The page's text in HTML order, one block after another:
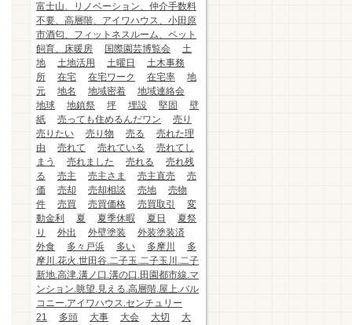
富士山、リノベーション、仲介手数料
不要、高層階、アイワハウス、小田原
市酒匂、フィットネスルーム、ペット
飼育、床暖房
国際園芸博覧会
土
地
土地活用 土曜日
土木事務
所
在宅 在宅ワーク 在宅率
地
元
地名 地域密着
地域連絡会
地球
地鎮祭 坪 埋設 堅固
壁
紙
売っても住めるんだワン
売り
売りたい
売り物 売る
売れた理
由
売れて 売れている
売れてし
まう
売れました 売れる
売れ残
る
売主 売主さま 売主直売
売
価
売却 売却相談 売地
売物
件
売買 売買価格 売買取引
変
動金利
夏 夏季休暇 夏日
夏祭
り
外出 外壁塗装
外装塗装済
外食
多々戸浜 多い 多摩川
多
摩川.花火.世田谷.二子玉.二子玉川.二子
新地.高津.溝ノ口.溝の口.田園都市線.マ
ンション.眺望.見える.高層階.屋上.バル
コニー.アイワハウス.センチュリー
21
多頭 大事 大会 大切
大